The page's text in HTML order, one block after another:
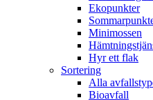
Ekopunkter
Minimossen
Hyr ett flak
Sortering
Alla
Bioavfall